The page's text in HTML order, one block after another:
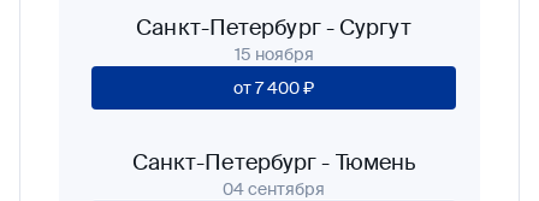
Санкт-Петербург- Сургут
15 ноября
от7 400 ₽
Санкт-Петербург- Тюмень
04 сентября